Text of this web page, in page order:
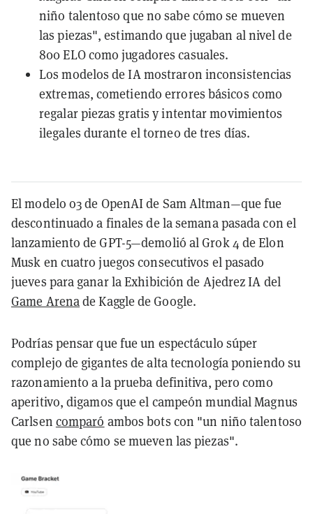
niño talentoso que no sabe cómo se mueven
las piezas", estimando que jugaban al nivel de
800 ELO como jugadores casuales.
Los modelos de IA mostraron inconsistencias
extremas, cometiendo errores básicos como
regalar piezas gratis y intentar movimientos
ilegales durante el torneo de tres días.
El modelo o3 de OpenAI de Sam Altman—que fue
descontinuado a finales de la semana pasada con el
lanzamiento de GPT-5—demolió al Grok 4 de Elon
Musk en cuatro juegos consecutivos el pasado
jueves para ganar la Exhibición de Ajedrez IA del
Game Arena de Kaggle de Google.
Podrías pensar que fue un espectáculo súper
complejo de gigantes de alta tecnología poniendo su
razonamiento a la prueba definitiva, pero como
aperitivo, digamos que el campeón mundial Magnus
Carlsen comparó ambos bots con "un niño talentoso
que no sabe cómo se mueven las piezas".